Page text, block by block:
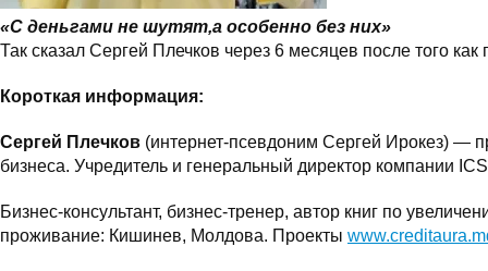
«С деньгами не шутят,а особенно без них»
Так сказал Сергей Плечков через 6 месяцев после того
Короткая информация:
Сергей Плечков (интернет-псевдоним Сергей Ирокез) —
бизнеса. Учредитель и генеральный директор компании
Бизнес-консультант, бизнес-тренер, автор книг по
проживание: Кишинев, Молдова. Проекты